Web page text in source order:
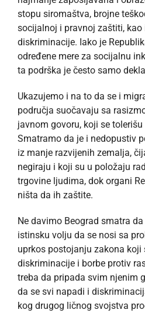
stopu siromaštva, brojne
socijalnoj i pravnoj zaštiti,
diskriminacije. Iako je
određene mere za socijalnu
ta podrška je često samo
Ukazujemo i na to da se i
područja suočavaju sa
javnom govoru, koji se
Smatramo da je i nedopustiv
iz manje razvijenih zemalja,
negiraju i koji su u položaju
trgovine ljudima, dok organi
ništa da ih zaštite.
Ne davimo Beograd smatra
istinsku volju da se nosi sa
uprkos postojanju zakona koji
diskriminacije i borbe protiv
treba da pripada svim njenim
da se svi napadi i
kog drugog ličnog svojstva